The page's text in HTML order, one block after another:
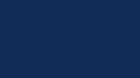
Grundschule /
– Rodenbach – Irlich –
/ - NR-Zentrum) –
– Oberbieber – Gladbach
Engers – Bendorf